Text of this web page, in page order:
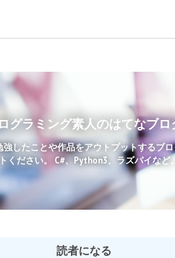
グラミング素人のはてなブロ
したことや作品をアウトプットするブ
ください。 C#、Python3、ラズパイなど。
読者になる